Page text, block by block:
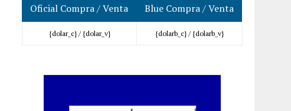
Oficial Compra / Venta
Blue Compra / Venta
{dolar_c} / {dolar_v} {dolarb_c} / {dolarb_v}